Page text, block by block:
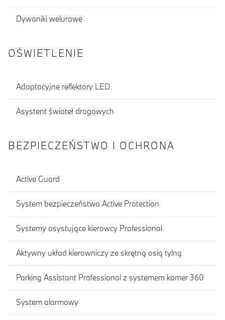
Dywaniki welurowe
OŚWIETLENIE
Adaptacyjne reflektory LED
Asystent świateł drogowych
BEZPIECZEŃSTWO I OCHRONA
Active Guard
System bezpieczeństwa Active Protection
Systemy asystujące kierowcy Professional
Aktywny układ kierowniczy ze skrętną osią tylną
Parking Assistant Professional z systemem kamer 360
System alarmowy